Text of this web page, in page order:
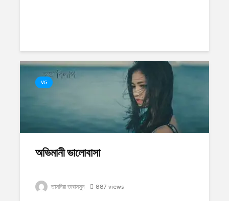
VG
অভিমানী ভালোবাসা
তাসনিয়া তাবাসসুম 887 views